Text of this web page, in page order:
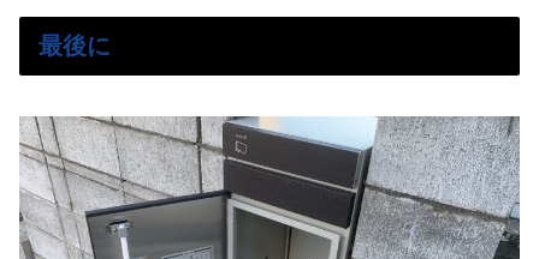
最後に